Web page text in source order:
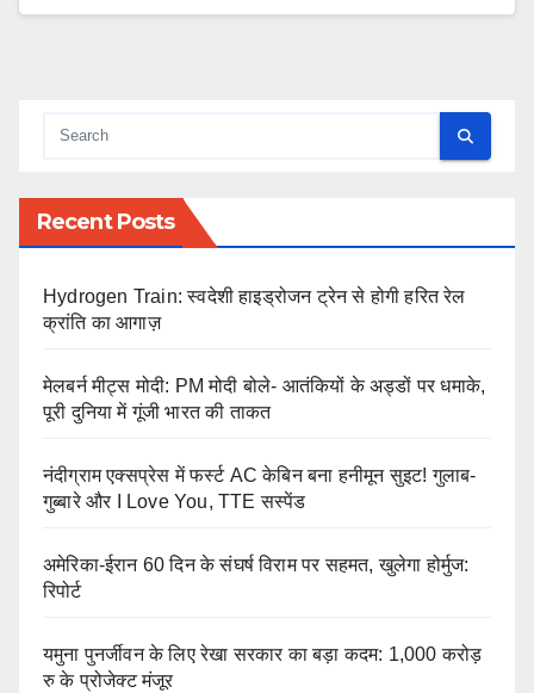
Recent Posts
Hydrogen Train: स्वदेशी हाइड्रोजन ट्रेन से होगी हरित रेल
क्रांति का आगाज़
मेलबर्न मीट्स मोदी: PM मोदी बोले- आतंकियों के अड्डों पर धमाके,
पूरी दुनिया में गूंजी भारत की ताकत
नंदीग्राम एक्सप्रेस में फर्स्ट AC केबिन बना हनीमून सुइट! गुलाब-
गुब्बारे और I Love You, TTE सस्पेंड
अमेरिका-ईरान 60 दिन के संघर्ष विराम पर सहमत, खुलेगा होर्मुज:
रिपोर्ट
यमुना पुनर्जीवन के लिए रेखा सरकार का बड़ा कदम: 1,000 करोड़
रु के प्रोजेक्ट मंजूर